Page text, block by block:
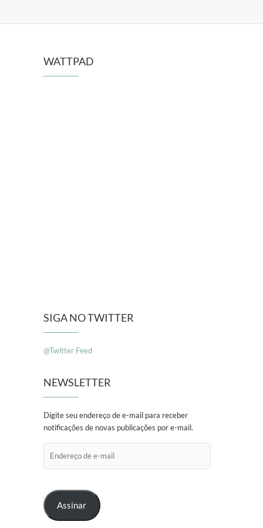
WATTPAD
SIGA NO TWITTER
@Twitter Feed
NEWSLETTER
Digite seu endereço de e-mail para receber
notificações de novas publicações por e-mail.
de
Assinar